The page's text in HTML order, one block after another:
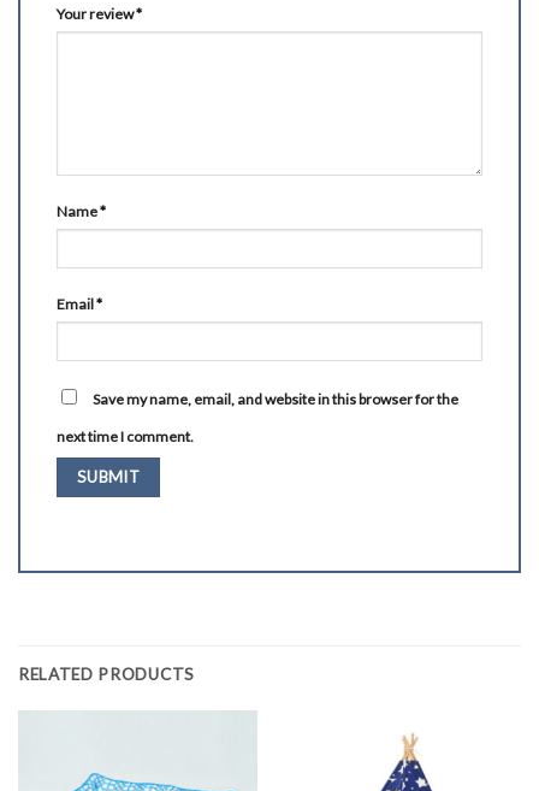
Your review*
Name*
Email*
Save my name, email, and website in this browser for the
next time I comment.
RELATED PRODUCTS